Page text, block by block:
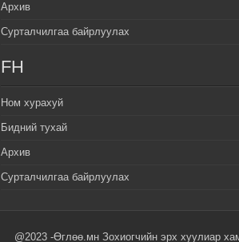
Архив
Сурталчилгаа байрлуулах
FH
Ном хурахуй
Бидний тухай
Архив
Сурталчилгаа байрлуулах
@2023 -Өглөө.мн Зохиогчийн эрх хуулиар